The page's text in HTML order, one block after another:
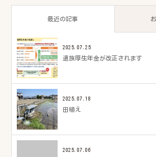
最近の記事
2025.07.25
遺族厚生年金が改正されます
2025.07.18
田植え
2025.07.06